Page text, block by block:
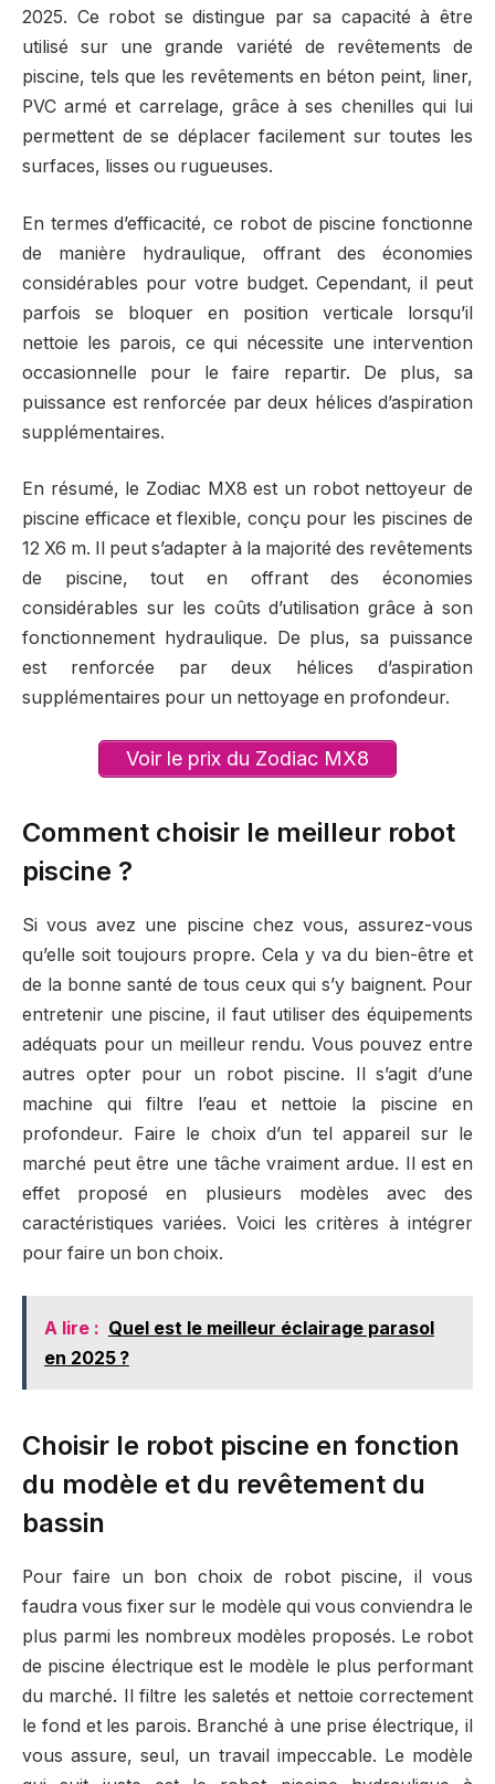
2025. Ce robot se distingue par sa capacité à être
utilisé sur une grande variété de revêtements de
piscine, tels que les revêtements en béton peint, liner,
PVC armé et carrelage, grâce à ses chenilles qui lui
permettent de se déplacer facilement sur toutes les
surfaces, lisses ou rugueuses.
En termes d’efficacité, ce robot de piscine fonctionne
de manière hydraulique, offrant des économies
considérables pour votre budget. Cependant, il peut
parfois se bloquer en position verticale lorsqu’il
nettoie les parois, ce qui nécessite une intervention
occasionnelle pour le faire repartir. De plus, sa
puissance est renforcée par deux hélices d’aspiration
supplémentaires.
En résumé, le Zodiac MX8 est un robot nettoyeur de
piscine efficace et flexible, conçu pour les piscines de
12 X6 m. Il peut s’adapter à la majorité des revêtements
de piscine, tout en offrant des économies
considérables sur les coûts d’utilisation grâce à son
fonctionnement hydraulique. De plus, sa puissance
est renforcée par deux hélices d’aspiration
supplémentaires pour un nettoyage en profondeur.
Voir le prix du Zodiac MX8
Comment choisir le meilleur robot
piscine ?
Si vous avez une piscine chez vous, assurez-vous
qu’elle soit toujours propre. Cela y va du bien-être et
de la bonne santé de tous ceux qui s’y baignent. Pour
entretenir une piscine, il faut utiliser des équipements
adéquats pour un meilleur rendu. Vous pouvez entre
autres opter pour un robot piscine. Il s’agit d’une
machine qui filtre l’eau et nettoie la piscine en
profondeur. Faire le choix d’un tel appareil sur le
marché peut être une tâche vraiment ardue. Il est en
effet proposé en plusieurs modèles avec des
caractéristiques variées. Voici les critères à intégrer
pour faire un bon choix.
A lire : Quel est le meilleur éclairage parasol
en 2025 ?
Choisir le robot piscine en fonction
du modèle et du revêtement du
bassin
Pour faire un bon choix de robot piscine, il vous
faudra vous fixer sur le modèle qui vous conviendra le
plus parmi les nombreux modèles proposés. Le robot
de piscine électrique est le modèle le plus performant
du marché. Il filtre les saletés et nettoie correctement
le fond et les parois. Branché à une prise électrique, il
vous assure, seul, un travail impeccable. Le modèle